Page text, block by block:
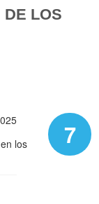
DE LOS
7
los